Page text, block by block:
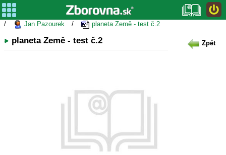
/ Jan Pazourek / planeta Země - test č.2
planeta Země - test č.2 Zpět